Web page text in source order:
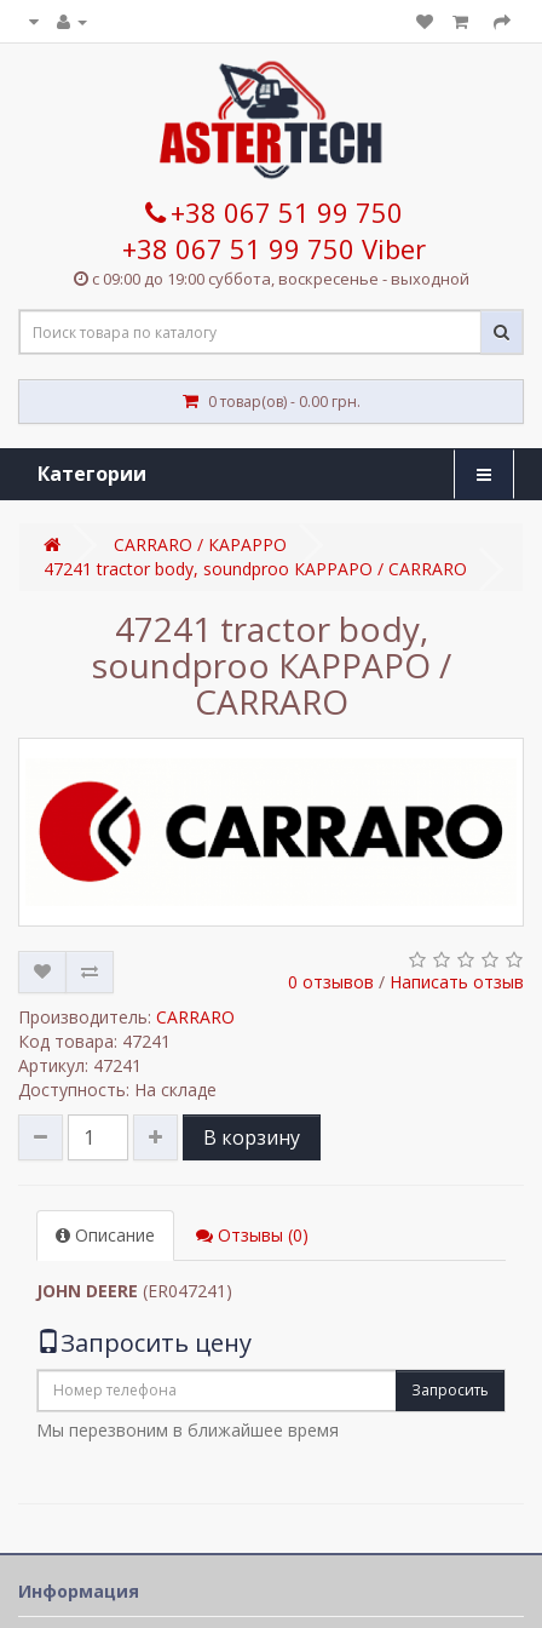
+38 067 51 99 750
+38 067 51 99 750 Viber
с 09:00 до 19:00 суббота, воскресенье - выходной
0 товар(ов) - 0.00 грн.
Категории
CARRARO / КАРАРРО
47241 tractor body, soundproo КАРРАРО / CARRARO
47241 tractor body,
soundproo КАРРАРО /
CARRARO
0 отзывов / Написать отзыв
Производитель: CARRARO
Код товара: 47241
Артикул: 47241
Доступность: На складе
В корзину
Описание Отзывы (0)
JOHN DEERE (ER047241)
Запросить цену
Запросить
Мы перезвоним в ближайшее время
Информация